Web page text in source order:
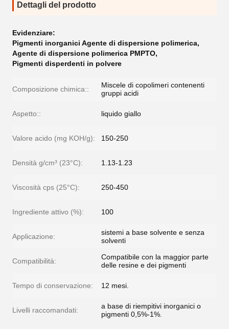
Dettagli del prodotto
Evidenziare:
Pigmenti inorganici Agente di dispersione polimerica,
Agente di dispersione polimerica PMPTO,
Pigmenti disperdenti in polvere
Composizione chimica::
Miscele di copolimeri contenenti
gruppi acidi
Aspetto:: liquido giallo
Valore acido (mg KOH/g): 150-250
Densità g/cm³ (23°C): 1.13-1.23
Viscosità cps (25°C): 250-450
Ingrediente attivo (%): 100
Applicazione:
sistemi a base solvente e senza
solventi
Compatibilità:
Compatibile con la maggior parte
delle resine e dei pigmenti
Tempo di conservazione: 12 mesi.
Livelli raccomandati:
a base di riempitivi inorganici o
pigmenti 0,5%-1%.